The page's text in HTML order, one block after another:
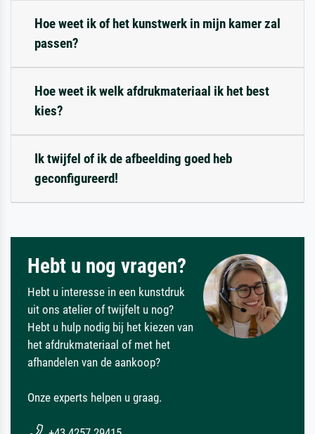
Hoe weet ik of het kunstwerk in mijn kamer zal
passen?
Hoe weet ik welk afdrukmateriaal ik het best
kies?
Ik twijfel of ik de afbeelding goed heb
geconfigureerd!
Hebt u nog vragen?
Hebt u interesse in een kunstdruk
uit ons atelier of twijfelt u nog?
Hebt u hulp nodig bij het kiezen van
het afdrukmateriaal of met het
afhandelen van de aankoop?
Onze experts helpen u graag.